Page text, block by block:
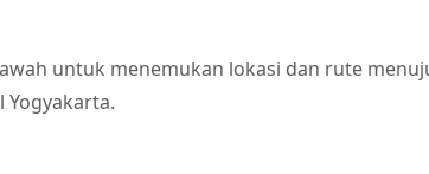
untuk menemukan lokasi dan rute
Yogyakarta.